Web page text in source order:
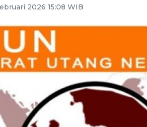
2026 15:08 WIB